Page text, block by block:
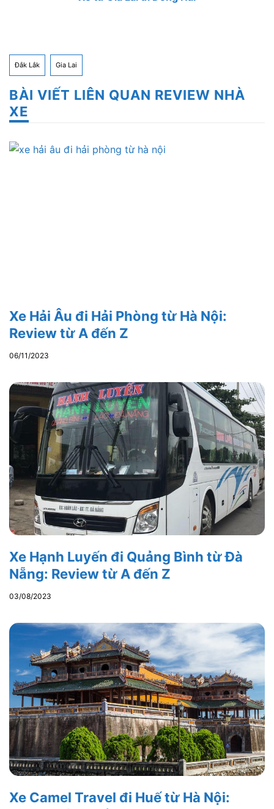
Đắk Lắk Gia Lai
BÀI VIẾT LIÊN QUAN REVIEW NHÀ
XE
Xe Hải Âu đi Hải Phòng từ Hà Nội:
Review từ A đến Z
06/11/2023
Xe Hạnh Luyến đi Quảng Bình từ Đà
Nẵng: Review từ A đến Z
03/08/2023
Xe Camel Travel đi Huế từ Hà Nội: